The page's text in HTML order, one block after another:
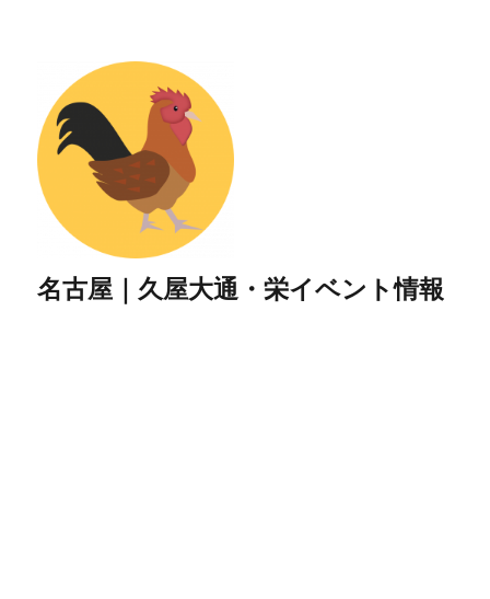
名古屋｜久屋大通・栄イベント情報